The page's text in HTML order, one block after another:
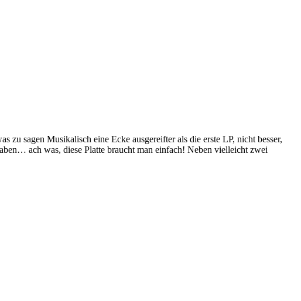
zu sagen Musikalisch eine Ecke ausgereifter als die erste LP, nicht besser,
ach was, diese Platte braucht man einfach! Neben vielleicht zwei